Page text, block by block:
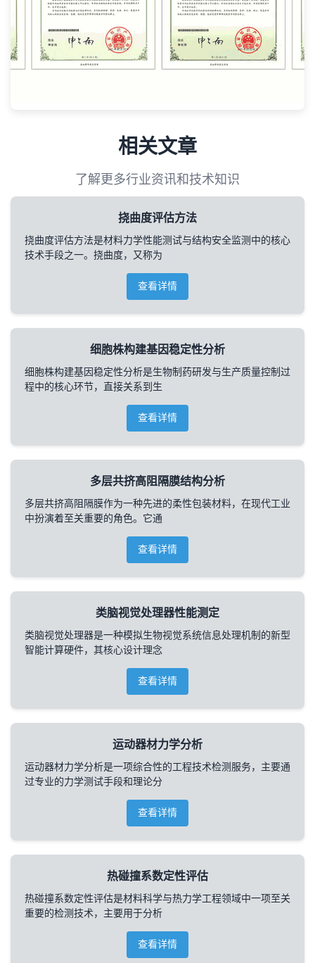
相关文章
了解更多行业资讯和技术知识
挠曲度评估方法
挠曲度评估方法是材料力学性能测试与结构安全监测中的核心
技术手段之一。挠曲度，又称为
查看详情
细胞株构建基因稳定性分析
细胞株构建基因稳定性分析是生物制药研发与生产质量控制过
程中的核心环节，直接关系到生
查看详情
多层共挤高阻隔膜结构分析
多层共挤高阻隔膜作为一种先进的柔性包装材料，在现代工业
中扮演着至关重要的角色。它通
查看详情
类脑视觉处理器性能测定
类脑视觉处理器是一种模拟生物视觉系统信息处理机制的新型
智能计算硬件，其核心设计理念
查看详情
运动器材力学分析
运动器材力学分析是一项综合性的工程技术检测服务，主要通
过专业的力学测试手段和理论分
查看详情
热碰撞系数定性评估
热碰撞系数定性评估是材料科学与热力学工程领域中一项至关
重要的检测技术，主要用于分析
查看详情